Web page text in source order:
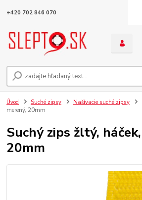
+420 702 846 070
Úvod Suché zipsy Našívacie suché zipsy
merený, 20mm
Suchý zips žltý,
20mm